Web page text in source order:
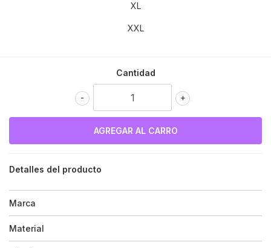
XL
XXL
Cantidad
+
-
Detalles del producto
Marca
Material